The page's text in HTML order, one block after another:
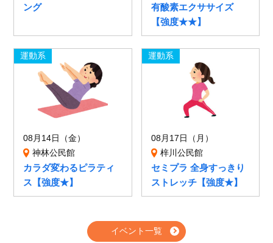
ング
有酸素エクササイズ
【強度★★】
運動系
08月14日（金）
神林公民館
カラダ変わるピラティ
ス【強度★】
運動系
08月17日（月）
梓川公民館
セミプラ 全身すっきり
ストレッチ【強度★】
イベント一覧